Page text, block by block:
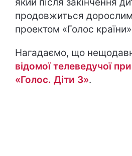
продовжиться
проектом «Голос
Нагадаємо, що
відомої телеведучої
«Голос. Діти 3».